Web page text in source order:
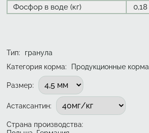
Фосфор в воде (кг)
0,18
Тип:
гранула
Категория корма:
Продукционные корма
Подобрать вариант
Размер:
Астаксантин:
Страна производства: